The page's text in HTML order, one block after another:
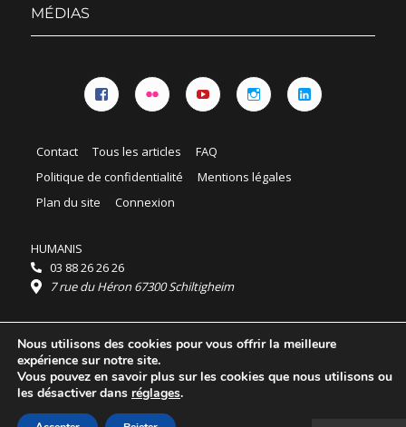
MÉDIAS
Contact Tous les articles
FAQ
Politique de confidentialité
Mentions légales
Plan du site
Connexion
HUMANIS
03 88 26 26 26
7 rue du Héron 67300 Schiltigheim
Horaires :
HUMANIS : du lundi au vendredi 9h - 18h
Ordidocaz : du lundi au vendredi 8h - 19h
© 2025 HUMANIS, tous droits réservés.
Licence Creative Commons Attribution 4.0
International
Nous utilisons des cookies pour vous offrir la meilleure
expérience sur notre site.
Vous pouvez en savoir plus sur les cookies que nous utilisons ou
les désactiver dans réglages.